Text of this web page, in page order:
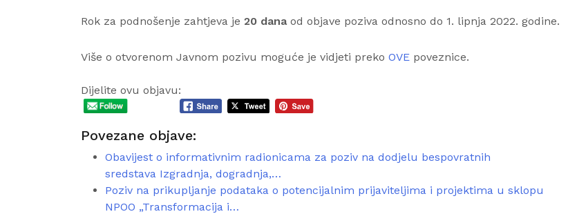
Rok za podnošenje zahtjeva je 20 danaod objave poziva odnosno do 1. lipnja 2022. godine.
Više o otvorenom Javnom pozivu moguće je vidjeti preko OVE poveznice.
Dijelite ovu objavu:
Povezane objave:
Obavijest o informativnim radionicama za poziv na dodjelu bespovratnih
sredstava Izgradnja, dogradnja,…
Poziv na prikupljanje podataka o potencijalnim prijaviteljima i projektima u sklopu
NPOO „Transformacija i…